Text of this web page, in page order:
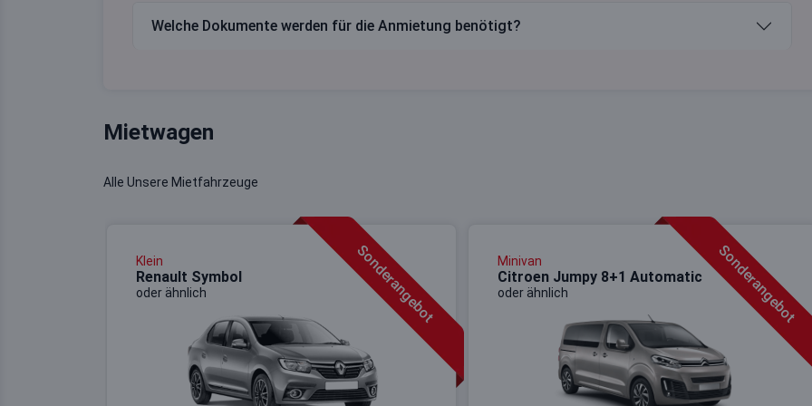
Welche Dokumente werden für die Anmietung benötigt?
Mietwagen
Alle Unsere Mietfahrzeuge
Sonderangebot
Klein
Renault Symbol
oder ähnlich Sonderangebot
Minivan
Citroen Jumpy 8+1 Automatic
oder ähnlich